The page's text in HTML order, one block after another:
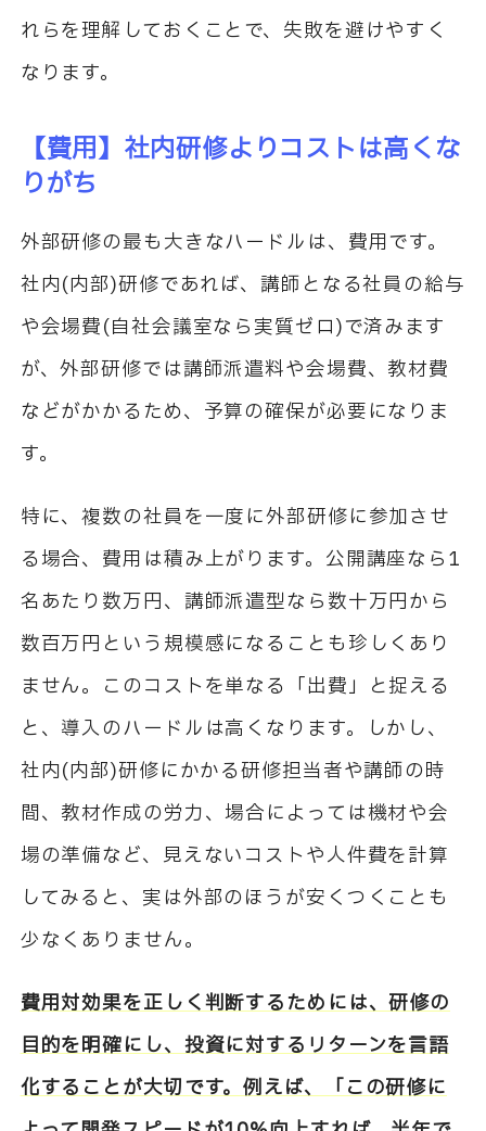
れらを理解しておくことで、失敗を避けやすく
なります。
【費用】社内研修よりコストは高くな
りがち
外部研修の最も大きなハードルは、費用です。
社内(内部)研修であれば、講師となる社員の給与
や会場費(自社会議室なら実質ゼロ)で済みます
が、外部研修では講師派遣料や会場費、教材費
などがかかるため、予算の確保が必要になりま
す。
特に、複数の社員を一度に外部研修に参加させ
る場合、費用は積み上がります。公開講座なら1
名あたり数万円、講師派遣型なら数十万円から
数百万円という規模感になることも珍しくあり
ません。このコストを単なる「出費」と捉える
と、導入のハードルは高くなります。しかし、
社内(内部)研修にかかる研修担当者や講師の時
間、教材作成の労力、場合によっては機材や会
場の準備など、見えないコストや人件費を計算
してみると、実は外部のほうが安くつくことも
少なくありません。
費用対効果を正しく判断するためには、研修の
目的を明確にし、投資に対するリターンを言語
化することが大切です。例えば、「この研修に